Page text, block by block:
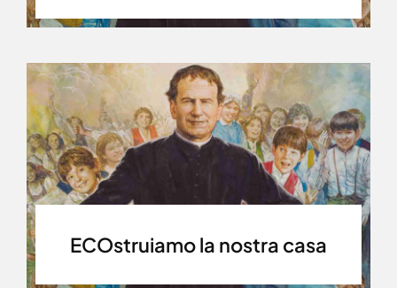
ECOstruiamo la nostra casa